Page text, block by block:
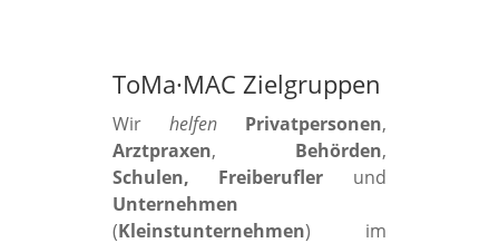
ToMa·MAC Zielgruppen
Wir helfen Privatpersonen,
Arztpraxen, Behörden,
Schulen, Freiberufler und
Unternehmen
(Kleinstunternehmen) im